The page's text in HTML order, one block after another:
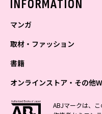
INFORMATION
マンガ
少年マンガ
Vジャンプ
最強ジャンプ
青年マンガ
ZEBRACK
少女マンガ
ZEBRACK
女性マンガ
取材・ファッション
ファッション・美容
BAILA
芸能・情報・スポーツ
週プレNEWS
書籍
文芸・文庫・総合
小説すばる
学芸・ノンフィクション
オンラインストア・その他
オンラインストアABJマークは、